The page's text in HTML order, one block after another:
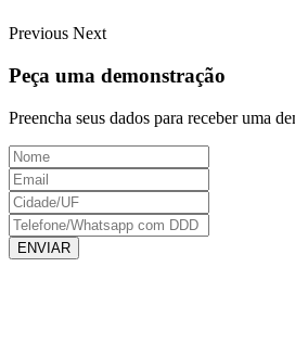
Previous Next
Peça uma demonstração
Preencha seus dados para receber uma
ENVIAR